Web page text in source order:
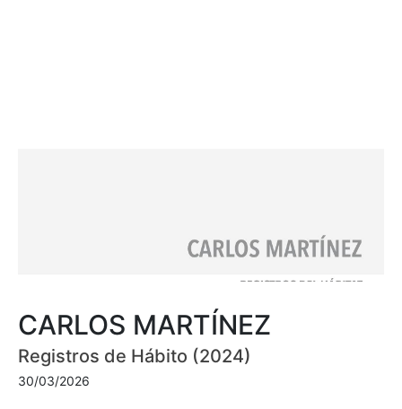
CARLOS MARTÍNEZ
Registros de Hábito (2024)
30/03/2026